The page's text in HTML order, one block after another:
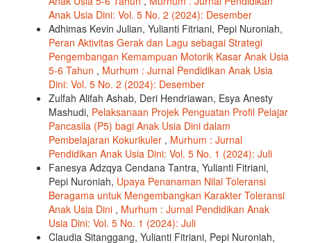
Anak Usia Dini: Vol. 5 No. 2 (2024): Desember
Adhimas Kevin Julian, Yulianti Fitriani, Pepi Nuroniah,
Peran Aktivitas Gerak dan Lagu sebagai Strategi
Pengembangan Kemampuan Motorik Kasar Anak Usia
5-6 Tahun , Murhum : Jurnal Pendidikan Anak Usia
Dini: Vol. 5 No. 2 (2024): Desember
Zulfah Alifah Ashab, Deri Hendriawan, Esya Anesty
Mashudi, Pelaksanaan Projek Penguatan Profil Pelajar
Pancasila (P5) bagi Anak Usia Dini dalam
Pembelajaran Kokurikuler , Murhum : Jurnal
Pendidikan Anak Usia Dini: Vol. 5 No. 1 (2024): Juli
Fanesya Adzqya Cendana Tantra, Yulianti Fitriani,
Pepi Nuroniah, Upaya Penanaman Nilai Toleransi
Beragama untuk Mengembangkan Karakter Toleransi
Anak Usia Dini , Murhum : Jurnal Pendidikan Anak
Usia Dini: Vol. 5 No. 1 (2024): Juli
Claudia Sitanggang, Yulianti Fitriani, Pepi Nuroniah,